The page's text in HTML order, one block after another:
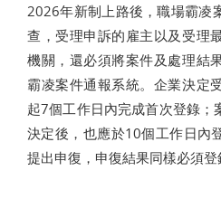
2026年新制上路後，職場霸凌
查，受理申訴的雇主以及受理
機關，還必須將案件及處理結
霸凌案件通報系統。企業決定
起7個工作日內完成首次登錄；
決定後，也應於10個工作日內
提出申復，申復結果同樣必須登